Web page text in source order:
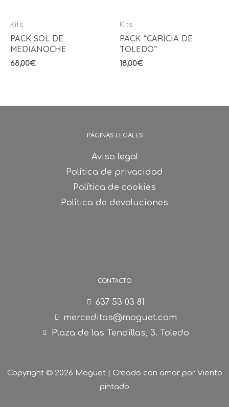
Kits
PACK SOL DE
MEDIANOCHE
68,00€
Kits
PACK “CARICIA DE
TOLEDO”
18,00€
CONTACTO
637 53 03 81
merceditas@moguet.com
Plaza de las Tendillas, 3. Toledo
PÁGINAS LEGALES
Aviso legal
Política de privacidad
Política de cookies
Política de devoluciones
Copyright © 2026 Moguet | Creado con amor por Viento
pintado